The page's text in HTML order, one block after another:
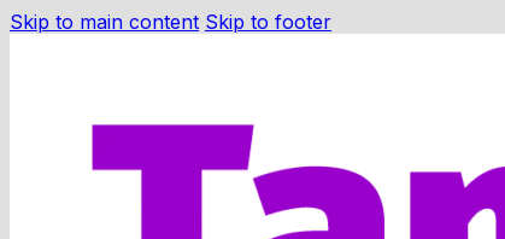
Skip to main content Skip to footer